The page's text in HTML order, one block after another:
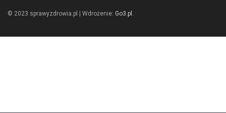
© 2023 sprawyzdrowia.pl | Wdrożenie: Go3.pl .